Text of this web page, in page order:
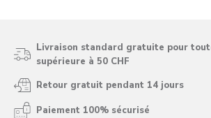
Livraison standard gratuite pour
supérieure à 50 CHF
Retour gratuit pendant 14 jours
Paiement 100% sécurisé